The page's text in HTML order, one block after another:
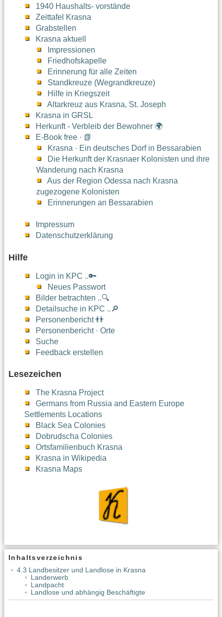
1940 Haushalts- vorstände
Zeittafel Krasna
Grabstellen
Krasna aktuell
Impressionen
Friedhofskapelle
Erinnerung für alle Zeiten
Standkreuze (Wegrandkreuze)
Hilfe in Kriegszeit
Altarkreuz aus Krasna, St. Joseph
Krasna in GRSL
Herkunft - Verbleib der Bewohner 🌍
E-Book free · 📗
Krasna · Ein deutsches Dorf in Bessarabien
Die Herkunft der Krasnaer Kolonisten und ihre
Wanderung nach Krasna
Aus der Region Odessa nach Krasna
zugezogene Kolonisten
Erinnerungen an Bessarabien
Impressum
Datenschutzerklärung
Hilfe
Login in KPC ..🔑
Neues Passwort
Bilder betrachten ..🔍
Detailsuche in KPC ..🔎
Personenbericht 👬
Personenbericht · Orte
Suche
Feedback erstellen
Lesezeichen
The Krasna Project
Germans from Russia and Eastern Europe
Settlements Locations
Black Sea Colonies
Dobrudscha Colonies
Ortsfamilienbuch Krasna
Krasna in Wikipedia
Krasna Maps
Inhaltsverzeichnis
4.3 Landbesitzer und Landlose in Krasna
Landerwerb
Landpacht
Landlose und abhängig Beschäftigte